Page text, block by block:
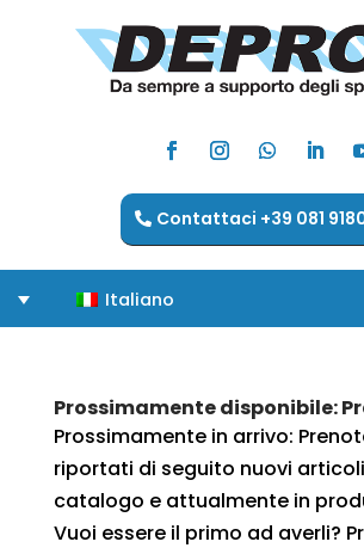
Contattaci +39 081
Italiano
Prossimamente disponibile:
Prossimamente in arrivo:
riportati di seguito nuovi
catalogo e attualmente in
Vuoi essere il primo ad averli?